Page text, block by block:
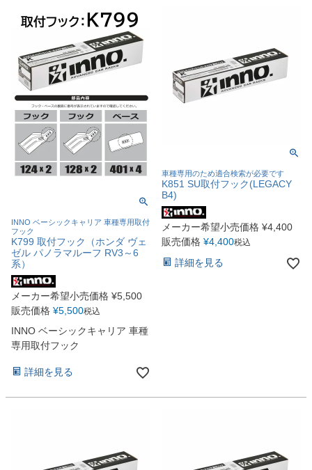
INNO ベーシックキャリア 車種専用取付
フック
K799 取付フック（ホンダ ヴェ
ゼル パノラマルーフ RV3～6
系）
メーカー希望小売価格 ¥5,500
販売価格 ¥5,500税込
INNO ベーシックキャリア 車種
専用取付フック
詳細を見る
車種専用のため適合検索が必要です
K851 SU取付フック(LEGACY
B4)
メーカー希望小売価格 ¥4,400
販売価格 ¥4,400税込
詳細を見る